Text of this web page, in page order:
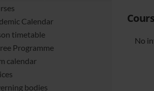
Calendar
timetable
Programme
calendar
bodies
No